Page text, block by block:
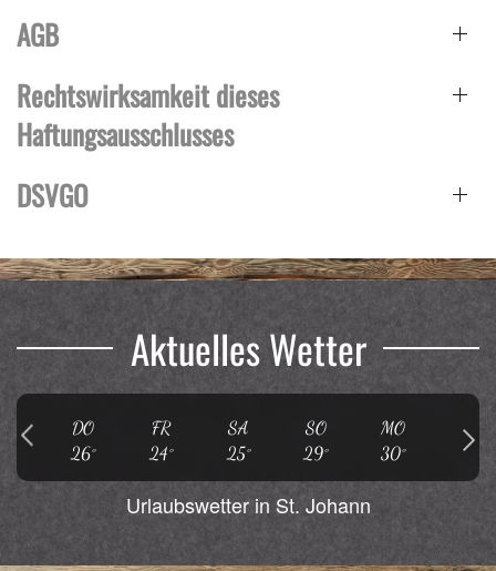
AGB
Rechtswirksamkeit dieses
Haftungsausschlusses
DSVGO
Aktuelles Wetter
DO
26°
FR
24°
SA
25°
SO
29°
MO
30°
DI
30°
Urlaubswetter in St. Johann